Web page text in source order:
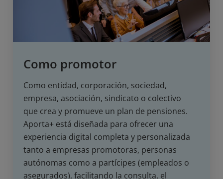
Como promotor
Como entidad, corporación, sociedad,
empresa, asociación, sindicato o colectivo
que crea y promueve un plan de pensiones.
Aporta+ está diseñada para ofrecer una
experiencia digital completa y personalizada
tanto a empresas promotoras, personas
autónomas como a partícipes (empleados o
asegurados), facilitando la consulta, el